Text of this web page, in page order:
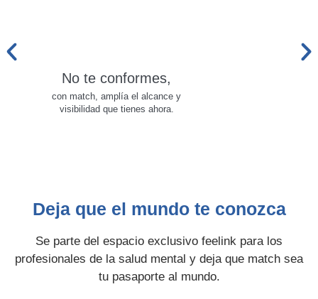
No te conformes,
con match, amplía el alcance y
visibilidad que tienes ahora.
Deja que el mundo te conozca
Se parte del espacio exclusivo feelink para los
profesionales de la salud mental y deja que match sea
tu pasaporte al mundo.